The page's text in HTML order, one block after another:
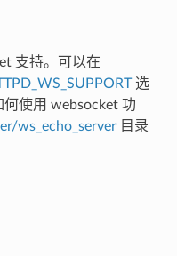
支持。可以在
选
使用 websocket 功
ws_echo_server目录